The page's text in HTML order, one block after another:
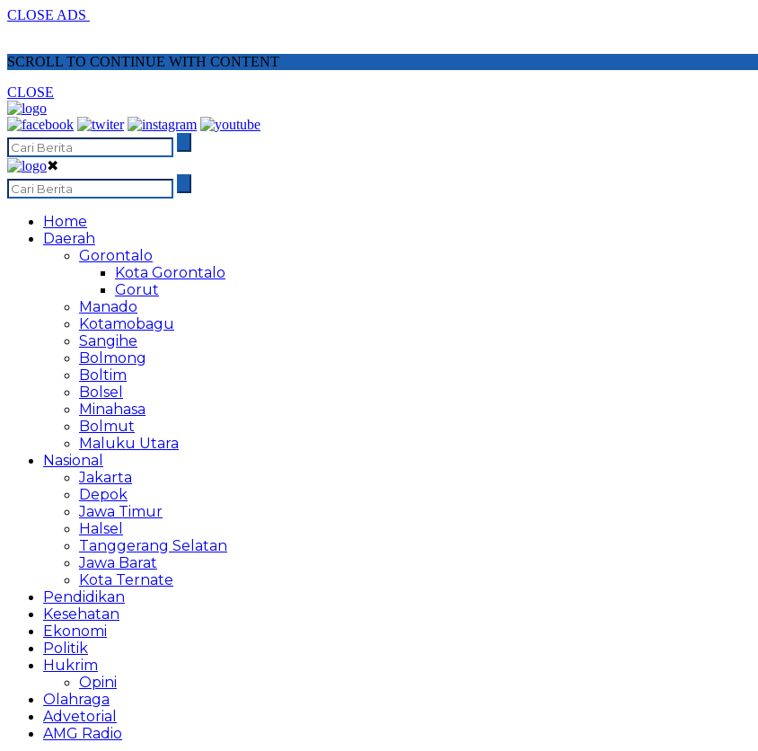
CLOSE ADS
SCROLL TO CONTINUE WITH CONTENT
CLOSE
✖
Home
Daerah
Gorontalo
Kota Gorontalo
Gorut
Manado
Kotamobagu
Sangihe
Bolmong
Boltim
Bolsel
Minahasa
Bolmut
Maluku Utara
Nasional
Jakarta
Depok
Jawa Timur
Halsel
Tanggerang Selatan
Jawa Barat
Kota Ternate
Pendidikan
Kesehatan
Ekonomi
Politik
Hukrim
Opini
Olahraga
Advetorial
AMG Radio